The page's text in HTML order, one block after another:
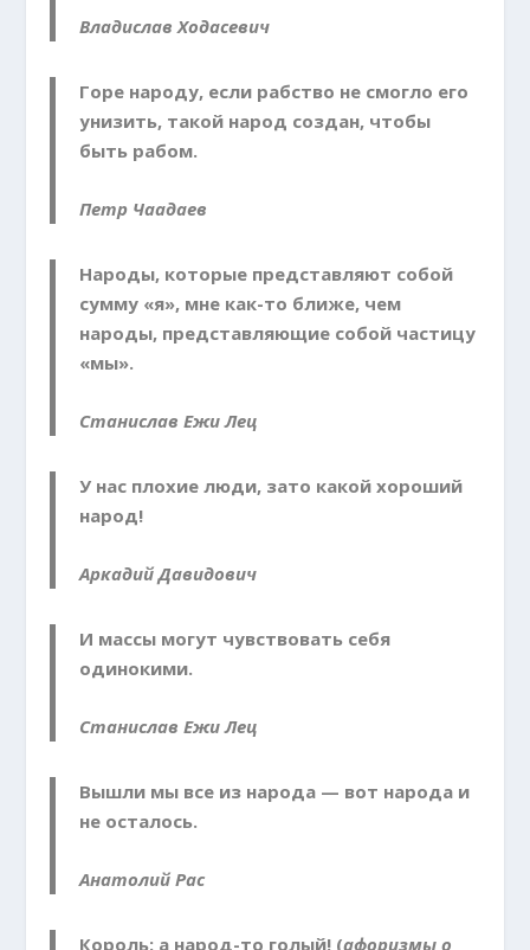
Владислав Ходасевич
Горе народу, если рабство не смогло его
унизить, такой народ создан, чтобы
быть рабом.
Петр Чаадаев
Народы, которые представляют собой
сумму «я», мне как-то ближе, чем
народы, представляющие собой частицу
«мы».
Станислав Ежи Лец
У нас плохие люди, зато какой хороший
народ!
Аркадий Давидович
И массы могут чувствовать себя
одинокими.
Станислав Ежи Лец
Вышли мы все из народа — вот народа и
не осталось.
Анатолий Рас
Король: а народ-то голый! (афоризмы о